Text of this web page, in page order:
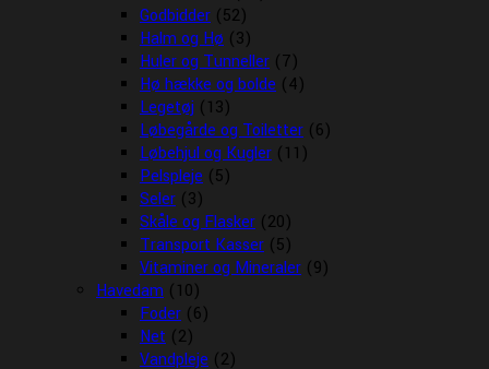
Godbidder (52)
Halm og Hø (3)
Huler og Tunneller (7)
Hø hække og bolde (4)
Legetøj (13)
Løbegårde og Toiletter (6)
Løbehjul og Kugler (11)
Pelspleje (5)
Seler (3)
Skåle og Flasker (20)
Transport Kasser (5)
Vitaminer og Mineraler (9)
Havedam (10)
Foder (6)
Net (2)
Vandpleje (2)